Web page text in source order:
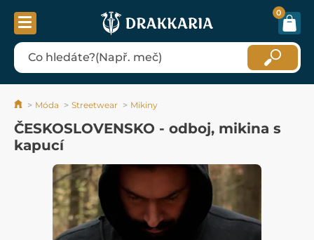
0
Móda Streetwear Mikiny
ČESKOSLOVENSKO - odboj, mikina s
kapucí